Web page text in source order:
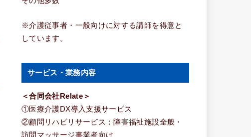
※介護従事者・一般向けに対する講師を得意と
しています。
サービス・業務内容
＜合同会社Relate＞
①医療介護DX導入支援サービス
②顧問リハビリサービス：障害福祉施設全般・
訪問マッサージ事業者向け